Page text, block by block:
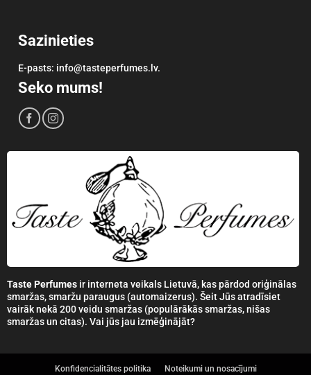
Sazinieties
E-pasts: info@tasteperfumes.lv.
Seko mums!
Taste Perfumesir interneta veikals Lietuvā, kas pārdod oriģinālas
smaržas, smaržu paraugus (automaizerus). Šeit Jūs atradīsiet
vairāk nekā 200 veidu smaržas (populārākās smaržas, nišas
smaržas un citas). Vai jūs jau izmēģinājāt?
Konfidencialitātes politika Noteikumi un nosacījumi